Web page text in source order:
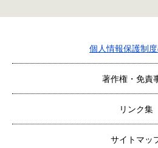
個人情報保護制
著作権・免責
リンク集
サイトマッ